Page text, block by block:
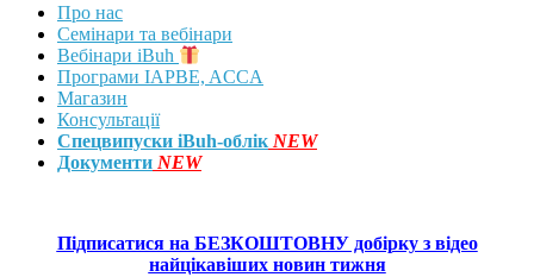
Про нас
Семінари та вебінари
Вебінари iBuh
Програми IAPBE, ACCA
Магазин
Консультації
Спецвипуски iBuh-облік NEW
Документи NEW
Підписатися на БЕЗКОШТОВНУ добірку з відео
найцікавіших новин тижня